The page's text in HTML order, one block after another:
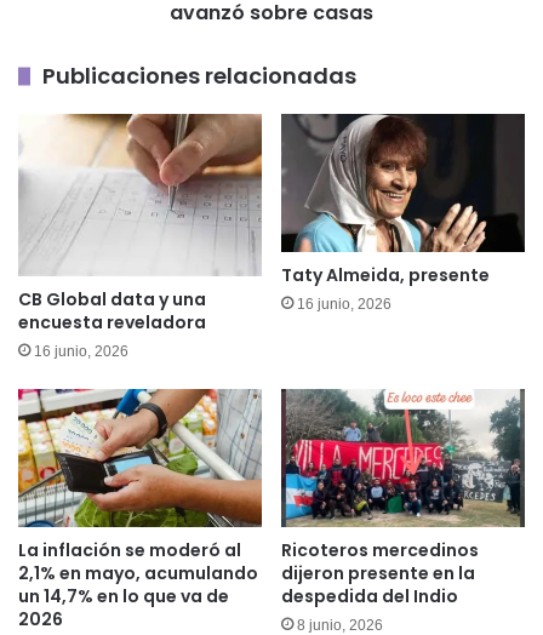
que
avanzó
sobre
casas
avanzó sobre casas
Publicaciones relacionadas
CB Global data y una
encuesta reveladora
16 junio, 2026
Taty Almeida, presente
16 junio, 2026
La inflación se moderó al
2,1% en mayo, acumulando
un 14,7% en lo que va de
2026
Ricoteros mercedinos
dijeron presente en la
despedida del Indio
8 junio, 2026